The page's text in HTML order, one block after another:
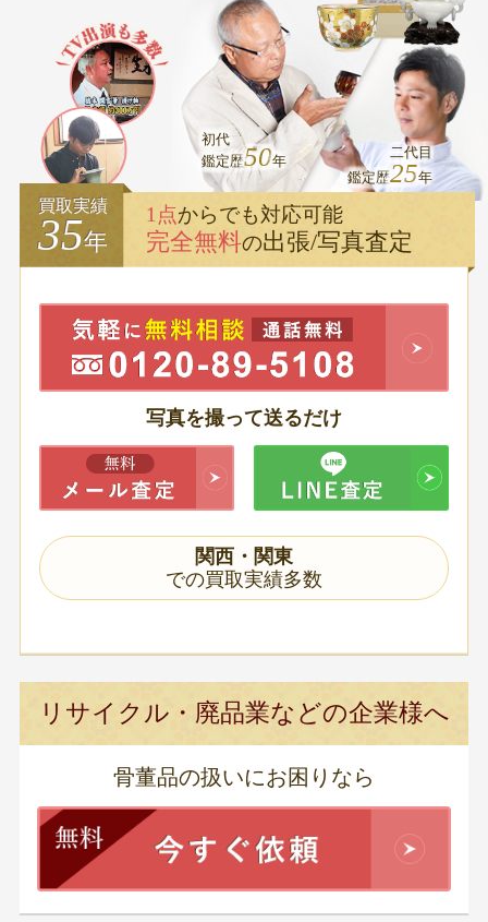
初代
鑑定歴50年
二代目
鑑定歴25年
買取実績
35年
1点からでも対応可能
完全無料の出張/写真査定
写真を撮って送るだけ
関西・関東
での買取実績多数
リサイクル・廃品業などの企業様へ
骨董品の扱いにお困りなら